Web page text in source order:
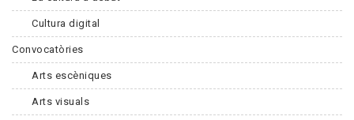
Cultura digital
Convocatòries
Arts escèniques
Arts visuals